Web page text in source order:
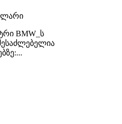
ლარი
BMW_ს